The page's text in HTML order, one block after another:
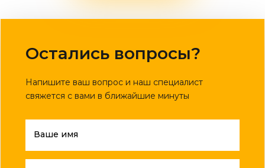
Остались вопросы?
Напишите ваш вопрос и наш специалист
свяжется с вами в ближайшие минуты
Ваше имя